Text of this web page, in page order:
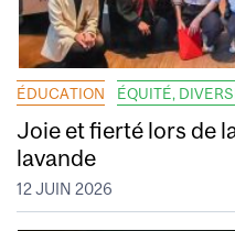
ÉDUCATION ÉQUITÉ,
Joie et fierté lors de
lavande
12 JUIN 2026